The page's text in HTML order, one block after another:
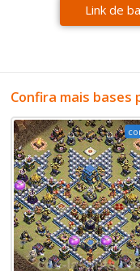
Link de
Confira mais bases